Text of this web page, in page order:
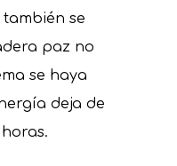
se
paz no
se haya
deja de